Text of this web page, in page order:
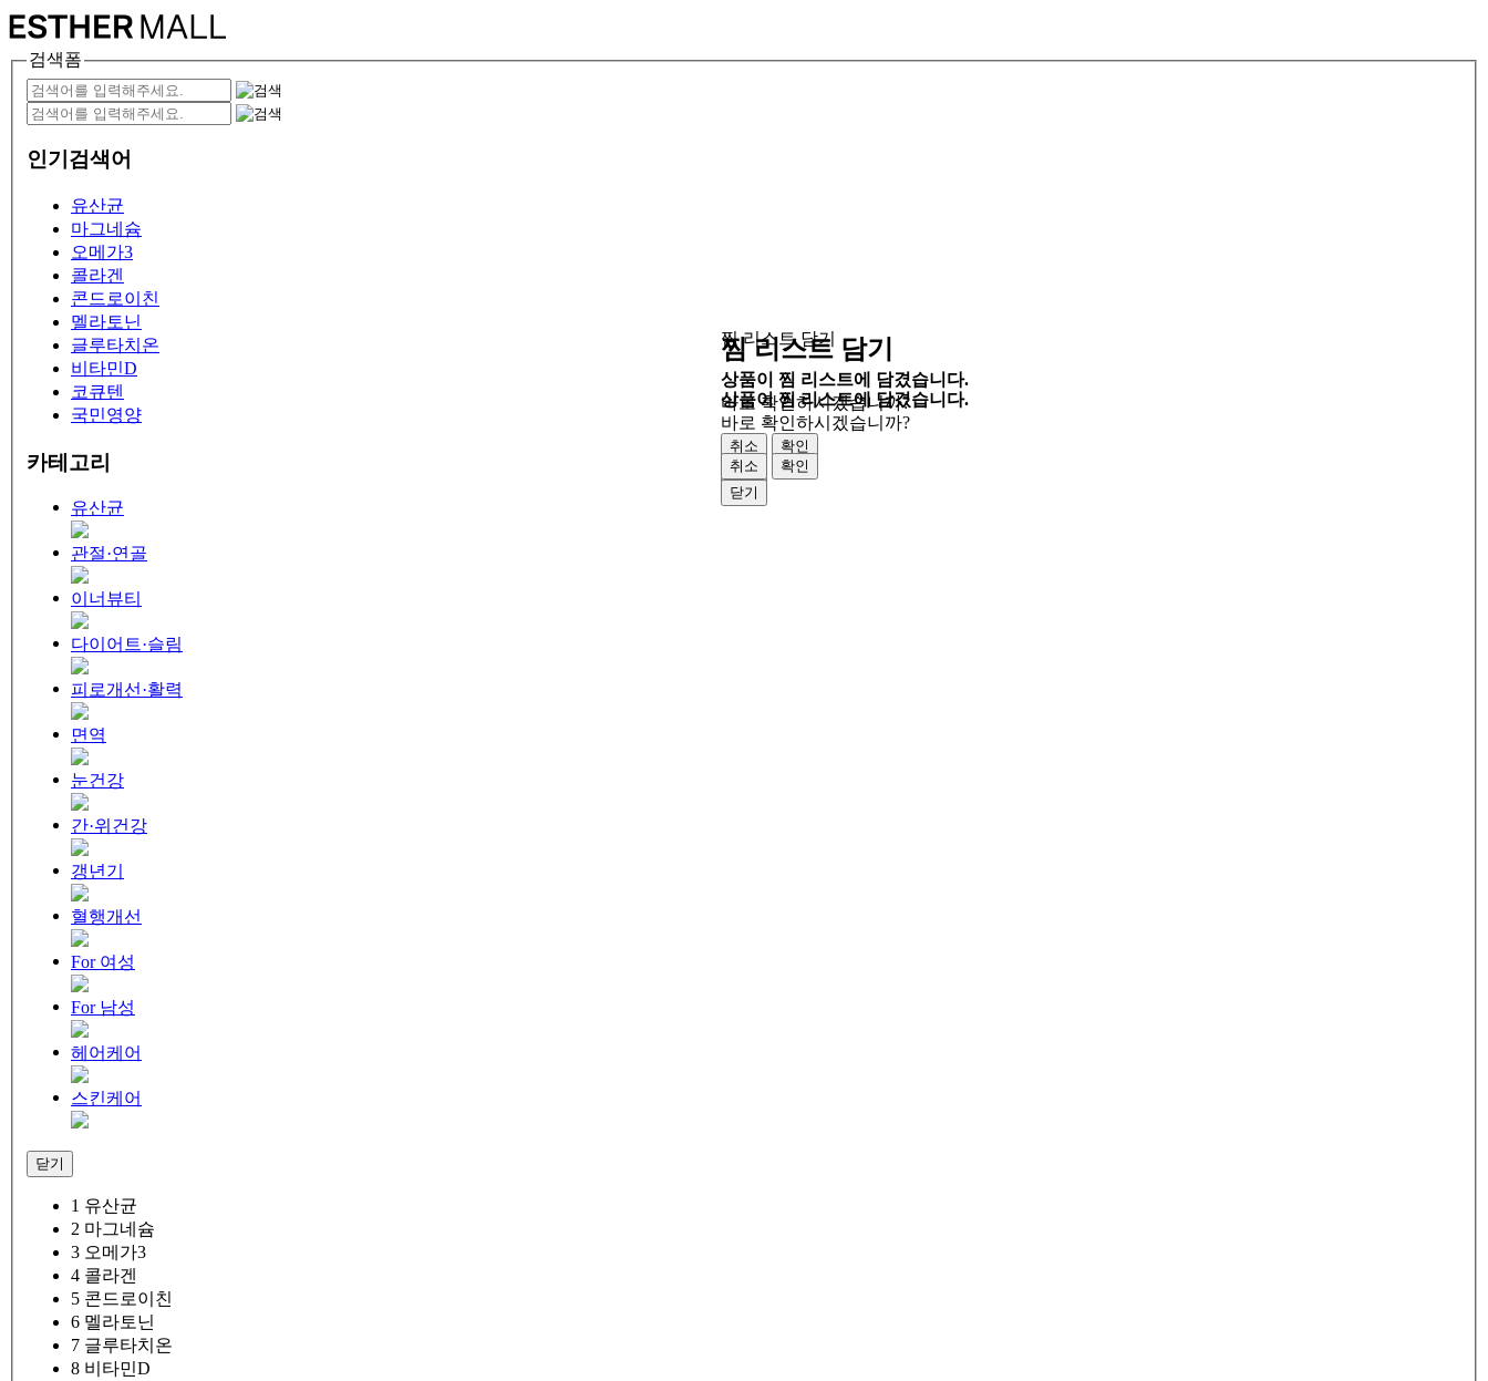
검색폼
인기검색어
유산균
마그네슘
오메가3
콜라겐
콘드로이친
멜라토닌
글루타치온
비타민D
코큐텐
국민영양
카테고리
유산균
관절·연골
이너뷰티
다이어트·슬림
피로개선·활력
면역
눈건강
간·위건강
갱년기
혈행개선
For 여성
For 남성
헤어케어
스킨케어
닫기
1 유산균
2 마그네슘
3 오메가3
4 콜라겐
5 콘드로이친
6 멜라토닌
7 글루타치온
8 비타민D
찜 리스트 담기
상품이 찜 리스트에 담겼습니다.
바로 확인하시겠습니까?
취소
확인
닫기
찜 리스트 담기
상품이 찜 리스트에 담겼습니다.
바로 확인하시겠습니까?
취소
확인
닫기